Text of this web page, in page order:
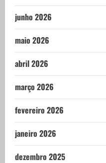
junho 2026
maio 2026
abril 2026
março 2026
fevereiro 2026
janeiro 2026
dezembro 2025